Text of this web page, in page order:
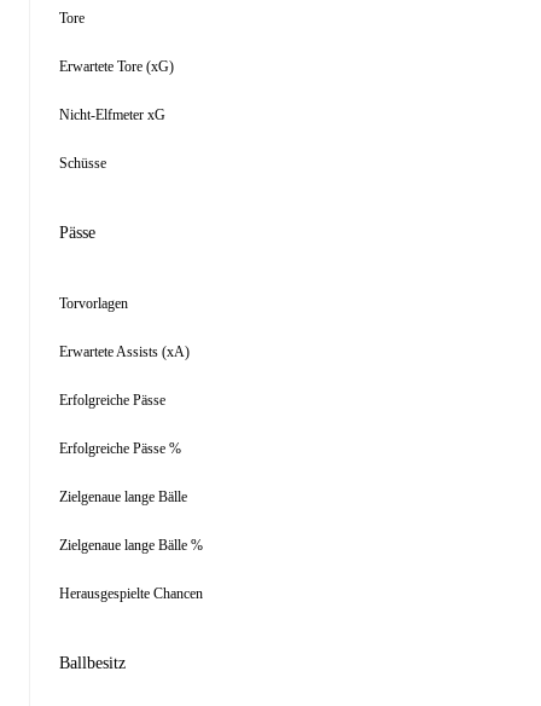
Tore
Erwartete Tore (xG)
Nicht-Elfmeter xG
Schüsse
Pässe
Torvorlagen
Erwartete Assists (xA)
Erfolgreiche Pässe
Erfolgreiche Pässe %
Zielgenaue lange Bälle
Zielgenaue lange Bälle %
Herausgespielte Chancen
Ballbesitz